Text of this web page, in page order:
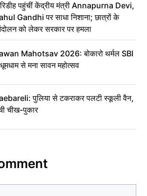
पहुंचीं केंद्रीय मंत्री Annapurna Devi,
Gandhi पर साधा निशाना; छात्रों के
को लेकर सरकार पर हमला
Mahotsav 2026: बोकारो थर्मल SBI
से मना सावन महोत्सव
पुलिया से टकराकर पलटी स्कूली वैन,
चीख-पुकार